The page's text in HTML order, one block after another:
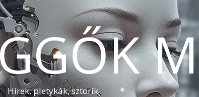
Hírek, pletykák, sztorik